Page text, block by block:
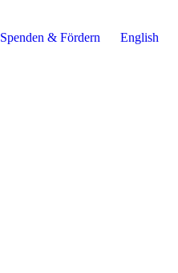
Spenden & Fördern English